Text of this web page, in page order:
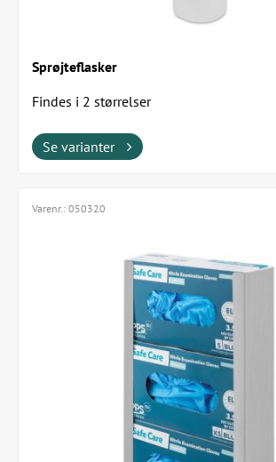
Sprøjteflasker
Findes i 2 størrelser
Se varianter
Varenr.: 050320